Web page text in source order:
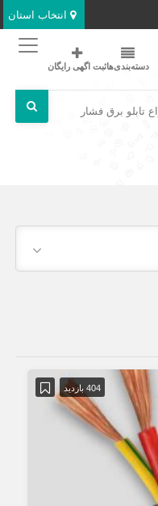
انتخاب استان
دسته‌بندی‌هاثبت اگهی رایگان
برق فشار
404 بازدید